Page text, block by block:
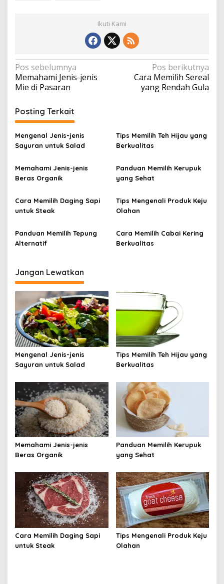
Ikuti Kami
N
a
i
g
a
s
i
p
o
s
Pos sebelumnya
Memahami Jenis-jenis
Mie di Pasaran
Pos berikutnya
Cara Memilih Sereal
yang Rendah Gula
Posting Terkait
Mengenal Jenis-jenis
Sayuran untuk Salad
Tips Memilih Teh Hijau yang
Berkualitas
Memahami Jenis-jenis
Beras Organik
Panduan Memilih Kerupuk
yang Sehat
Cara Memilih Daging Sapi
untuk Steak
Tips Mengenali Produk Keju
Olahan
Panduan Memilih Tepung
Alternatif
Cara Memilih Cabai Kering
Berkualitas
Jangan Lewatkan
Mengenal Jenis-jenis
Sayuran untuk Salad
Tips Memilih Teh Hijau yang
Berkualitas
Memahami Jenis-jenis
Beras Organik
Panduan Memilih Kerupuk
yang Sehat
Cara Memilih Daging Sapi
untuk Steak
Tips Mengenali Produk Keju
Olahan